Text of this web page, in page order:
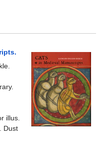
illus.
Dust